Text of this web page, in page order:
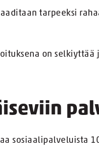
tarpeeksi
on selkiyttää
sosiaalipalveluista